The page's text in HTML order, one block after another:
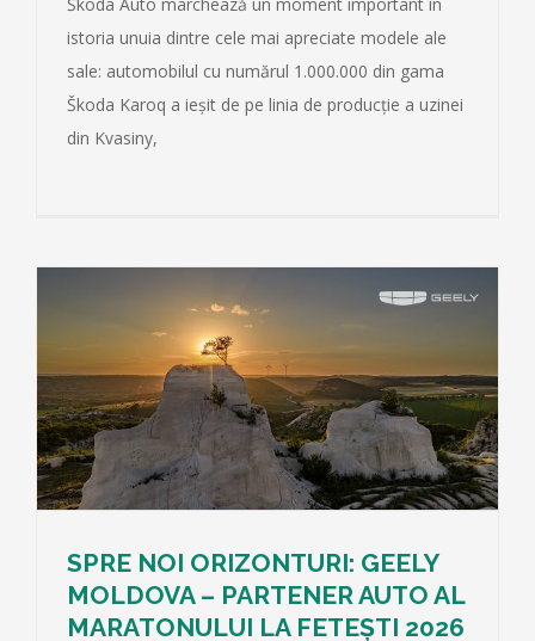
Škoda Auto marchează un moment important în
istoria unuia dintre cele mai apreciate modele ale
sale: automobilul cu numărul 1.000.000 din gama
Škoda Karoq a ieșit de pe linia de producție a uzinei
din Kvasiny,
SPRE NOI ORIZONTURI: GEELY
MOLDOVA – PARTENER AUTO AL
MARATONULUI LA FETEȘTI 2026